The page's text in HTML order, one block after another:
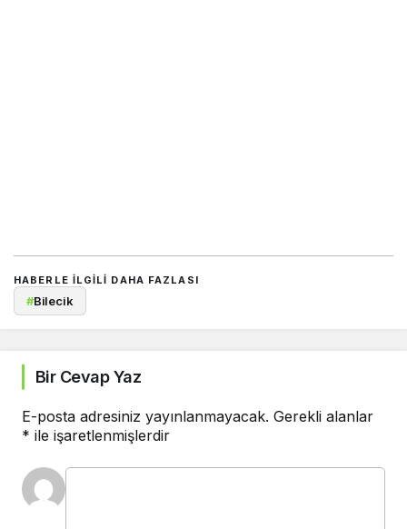
HABERLE ILGILI DAHA FAZLASI
#Bilecik
Bir Cevap Yaz
E-posta adresiniz yayınlanmayacak. Gerekli alanlar
* ile işaretlenmişlerdir